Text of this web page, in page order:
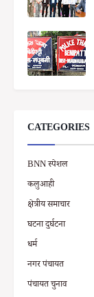
CATEGORIES
BNN स्पेशल
कलुआही
क्षेत्रीय समाचार
घटना दुर्घटना
धर्म
नगर पंचायत
पंचायत चुनाव